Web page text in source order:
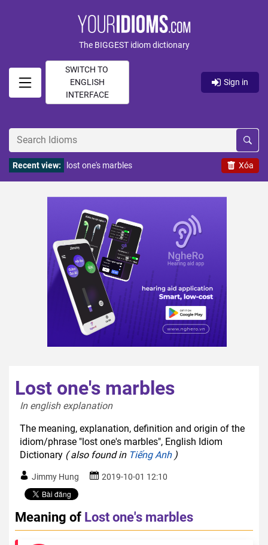
The BIGGEST idiom dictionary
SWITCH TO
ENGLISH
INTERFACE
Sign in
Xóa
Recent view: lost one's marbles
Lost one's marbles
In english explanation
The meaning, explanation, definition and origin of the
idiom/phrase "lost one's marbles", English Idiom
Dictionary ( also found in Tiếng Anh)
Jimmy Hung 2019-10-01 12:10
Meaning of Lost one's marbles